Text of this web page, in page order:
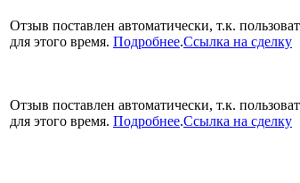
Отзыв поставлен автоматически, т.к.
для этого время. Подробнее.Ссылка на сделку
Отзыв поставлен автоматически, т.к.
для этого время. Подробнее.Ссылка на сделку